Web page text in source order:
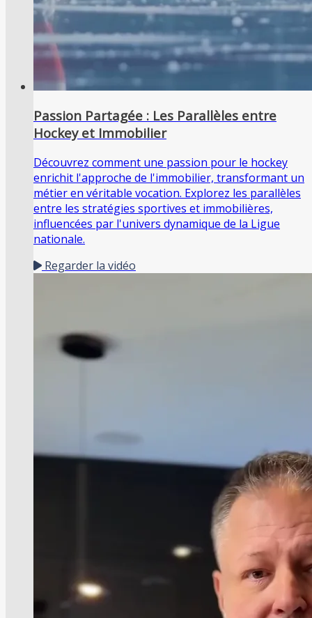
Passion Partagée : Les Parallèles entre
Hockey et Immobilier
Découvrez comment une passion pour le hockey
enrichit l'approche de l'immobilier, transformant un
métier en véritable vocation. Explorez les parallèles
entre les stratégies sportives et immobilières,
influencées par l'univers dynamique de la Ligue
nationale.
Regarder la vidéo